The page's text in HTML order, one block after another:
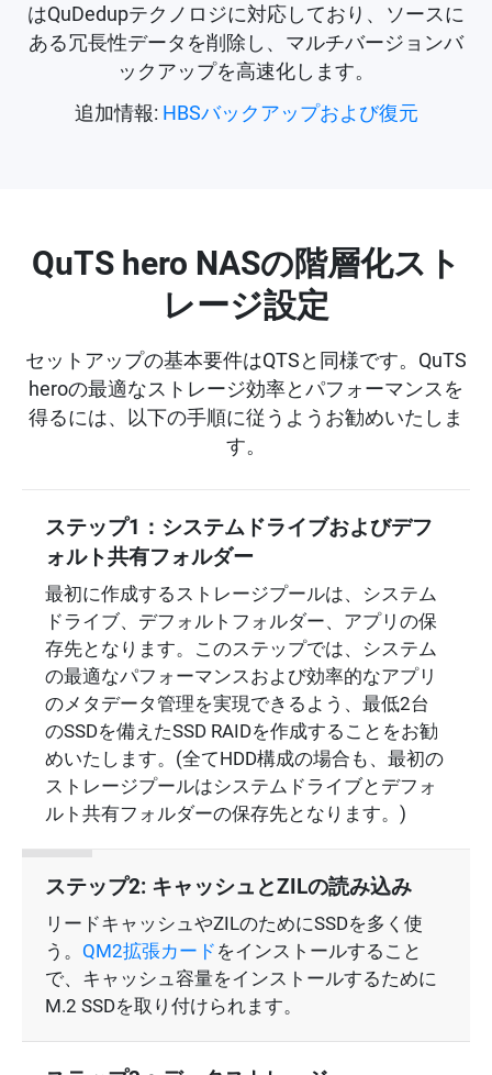
はQuDedupテクノロジに対応しており、ソースに
ある冗長性データを削除し、マルチバージョンバ
ックアップを高速化します。
追加情報: HBSバックアップおよび復元
QuTS hero NASの階層化スト
レージ設定
セットアップの基本要件はQTSと同様です。QuTS
heroの最適なストレージ効率とパフォーマンスを
得るには、以下の手順に従うようお勧めいたしま
す。
ステップ1：システムドライブおよびデフ
ォルト共有フォルダー
最初に作成するストレージプールは、システム
ドライブ、デフォルトフォルダー、アプリの保
存先となります。このステップでは、システム
の最適なパフォーマンスおよび効率的なアプリ
のメタデータ管理を実現できるよう、最低2台
のSSDを備えたSSD RAIDを作成することをお勧
めいたします。(全てHDD構成の場合も、最初の
ストレージプールはシステムドライブとデフォ
ルト共有フォルダーの保存先となります。)
ステップ2: キャッシュとZILの読み込み
リードキャッシュやZILのためにSSDを多く使
う。 QM2拡張カード をインストールすること
で、キャッシュ容量をインストールするために
M.2 SSDを取り付けられます。